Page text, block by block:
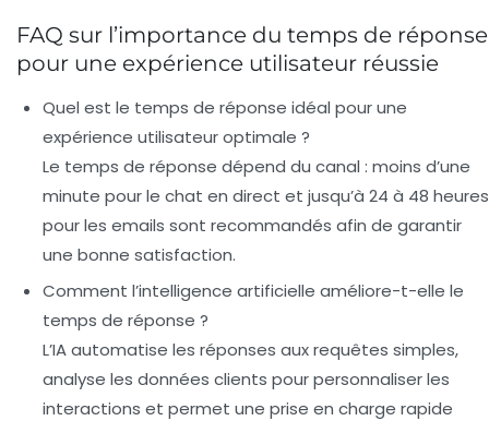
FAQ sur l’importance du temps de réponse
pour une expérience utilisateur réussie
Quel est le temps de réponse idéal pour une
expérience utilisateur optimale ?
Le temps de réponse dépend du canal : moins d’une
minute pour le chat en direct et jusqu’à 24 à 48 heures
pour les emails sont recommandés afin de garantir
une bonne satisfaction.
Comment l’intelligence artificielle améliore-t-elle le
temps de réponse ?
L’IA automatise les réponses aux requêtes simples,
analyse les données clients pour personnaliser les
interactions et permet une prise en charge rapide